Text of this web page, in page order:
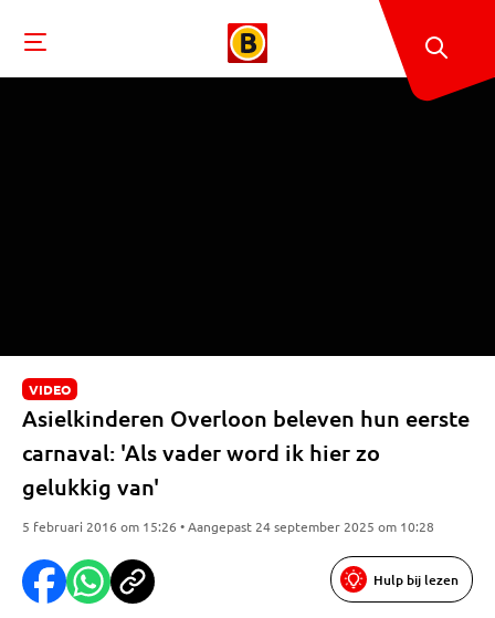
VIDEO
Asielkinderen Overloon beleven hun eerste
carnaval: 'Als vader word ik hier zo
gelukkig van'
5 februari 2016 om 15:26 • Aangepast 24 september 2025 om 10:28
Hulp bij lezen